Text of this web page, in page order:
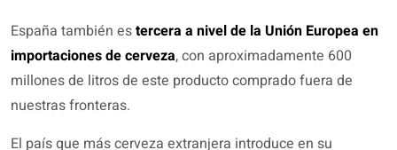
España también estercera a nivel de la Unión Europea en
importaciones de cerveza, con aproximadamente 600
millones de litros de este producto comprado fuera de
nuestras fronteras.
El país que más cerveza extranjera introduce en su